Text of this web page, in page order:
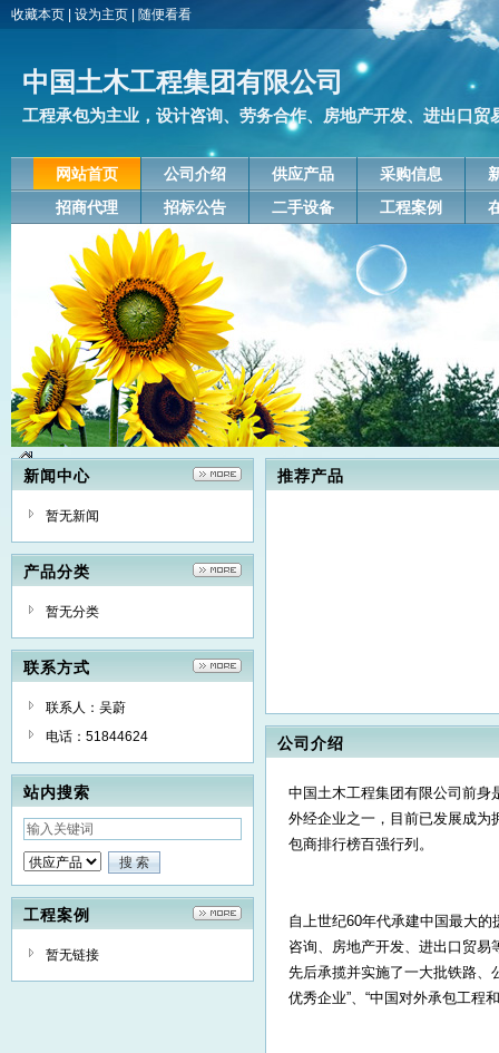
收藏本页 设为主页 随便看看
中国土木工程集团有限公司
工程承包为主业，设计咨询、劳务合作、房地产开发、进出口贸
网站首页 公司介绍 供应产品 采购信息
招商代理
招标公告 二手设备 工程案例
新闻中心
暂无新闻
产品分类
暂无分类
联系方式
联系人：吴蔚
电话：51844624
站内搜索
工程案例
暂无链接
推荐产品
公司介绍
中国土木工程集团有限公司前身
外经企业之一，目前已发展成为
包商排行榜百强行列。
自上世纪60年代承建中国最大
咨询、房地产开发、进出口贸
先后承揽并实施了一大批铁路、
优秀企业”、“中国对外承包工程